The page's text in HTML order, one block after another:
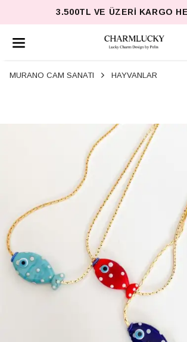
3.500TL VE ÜZERI KARGO
MURANO CAM SANATI HAYVANLAR